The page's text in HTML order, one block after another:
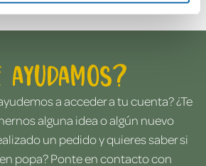
ayudamos?
a acceder a tu cuenta? ¿Te
alguna idea o algún nuevo
un pedido y quieres saber si
popa? Ponte en contacto con